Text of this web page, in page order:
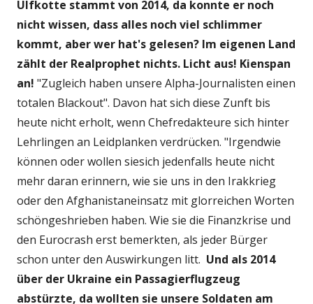
Ulfkotte stammt von 2014, da konnte er noch
nicht wissen, dass alles noch viel schlimmer
kommt, aber wer hat's gelesen? Im eigenen Land
zählt der Realprophet nichts. Licht aus! Kienspan
an! "Zugleich haben unsere Alpha-Journalisten einen
totalen Blackout". Davon hat sich diese Zunft bis
heute nicht erholt, wenn Chefredakteure sich hinter
Lehrlingen an Leidplanken verdrücken. "Irgendwie
können oder wollen siesich jedenfalls heute nicht
mehr daran erinnern, wie sie uns in den Irakkrieg
oder den Afghanistaneinsatz mit glorreichen Worten
schöngeshrieben haben. Wie sie die Finanzkrise und
den Eurocrash erst bemerkten, als jeder Bürger
schon unter den Auswirkungen litt. Und als 2014
über der Ukraine ein Passagierflugzeug
abstürzte, da wollten sie unsere Soldaten am